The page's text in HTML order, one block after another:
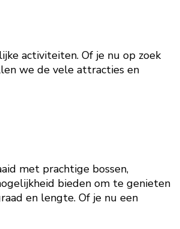
activiteiten. Of je nu op zoek
we de vele attracties en
met prachtige bossen,
bieden om te genieten
en lengte. Of je nu een